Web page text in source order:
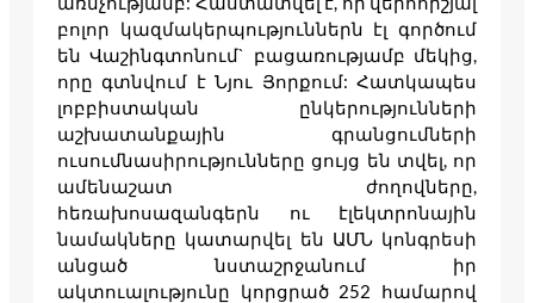
բոլոր կազմակերպություններն էլ գործում
են Վաշինգտոնում` բացառությամբ մեկից,
որը գտնվում է Նյու Յորքում: Հատկապես
լոբբիստական ընկերությունների
աշխատանքային գրանցումների
ուսումնասիրությունները ցույց են տվել, որ
ամենաշատ ժողովները,
հեռախոսազանգերն ու էլեկտրոնային
նամակները կատարվել են ԱՄՆ կոնգրեսի
անցած նստաշրջանում իր
ակտուալությունը կորցրած 252 համարով